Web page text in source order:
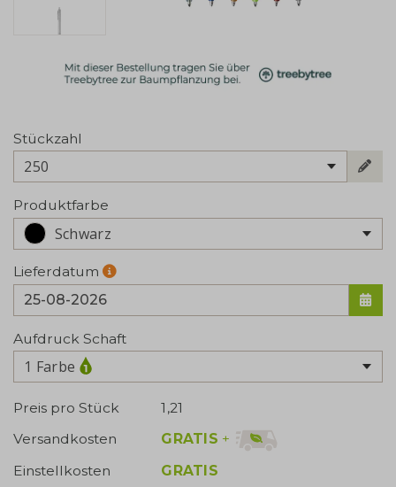
Stückzahl
250
Produktfarbe
Schwarz
Lieferdatum
Aufdruck Schaft
1 Farbe
Preis pro Stück
1,21
Versandkosten
GRATIS +
Einstellkosten
GRATIS